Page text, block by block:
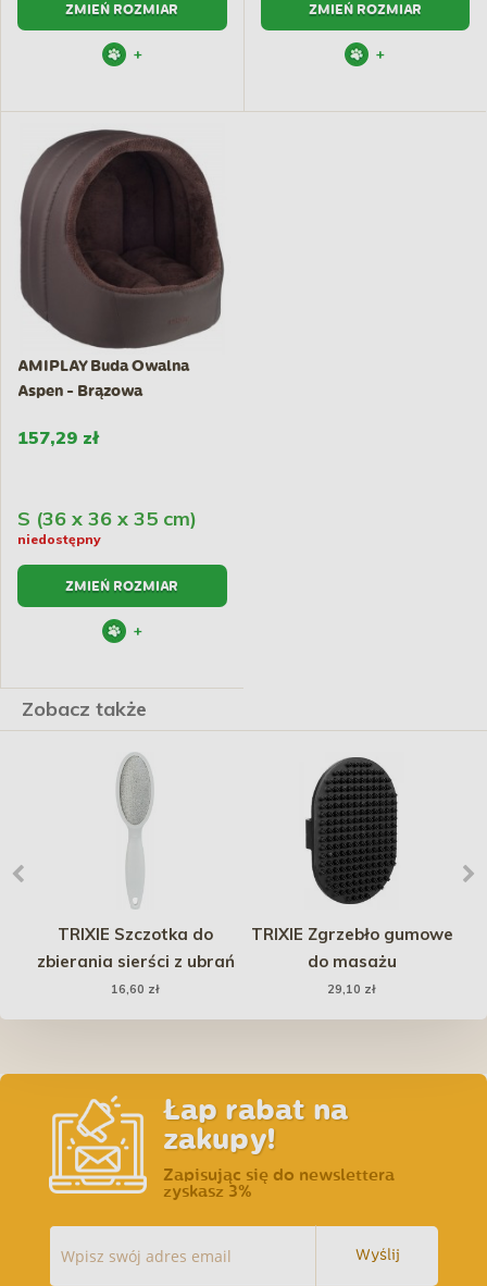
ZMIEŃ ROZMIAR
+
ZMIEŃ ROZMIAR
+
AMIPLAY Buda Owalna
Aspen - Brązowa
157,29 zł
S (36 x 36 x 35 cm)
niedostępny
ZMIEŃ ROZMIAR
+
Zobacz także
TRIXIE Szczotka do
zbierania sierści z ubrań
16,60 zł
TRIXIE Zgrzebło gumowe
do masażu
29,10 zł
Łap rabat na
zakupy!
Zapisując się do newslettera
zyskasz 3%
Wyślij